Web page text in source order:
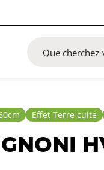
Effet Terre cuite